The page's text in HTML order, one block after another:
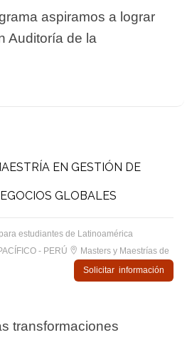
aspiramos a lograr
Auditoría de la
EN GESTIÓN DE
GLOBALES
estudiantes de Latinoamérica
- PERÚ
Masters y Maestrías de
Solicitar información
transformaciones